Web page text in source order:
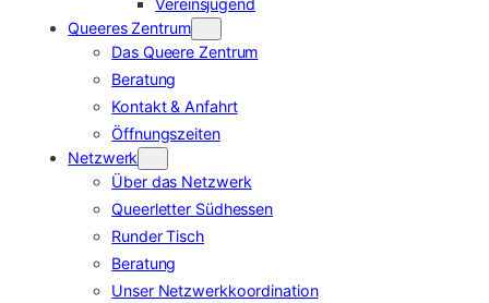
Queeres Zentrum
Das Queere Zentrum
Beratung
Kontakt & Anfahrt
Öffnungszeiten
Netzwerk
Über das Netzwerk
Queerletter Südhessen
Runder Tisch
Beratung
Unser Netzwerkkoordination